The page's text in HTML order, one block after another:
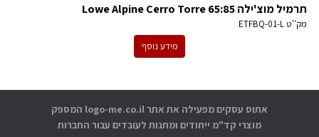
תרמיל מוצ'ילה Lowe Alpine Cerro Torre 65:85
מק''טETFBQ-01-L
מידע נוסף
אתוס עסקים מפעילה את אתר logo-me.co.il המספק
מוצרי קד"מ ייחודים ומתנות לעובדים עבור החברות